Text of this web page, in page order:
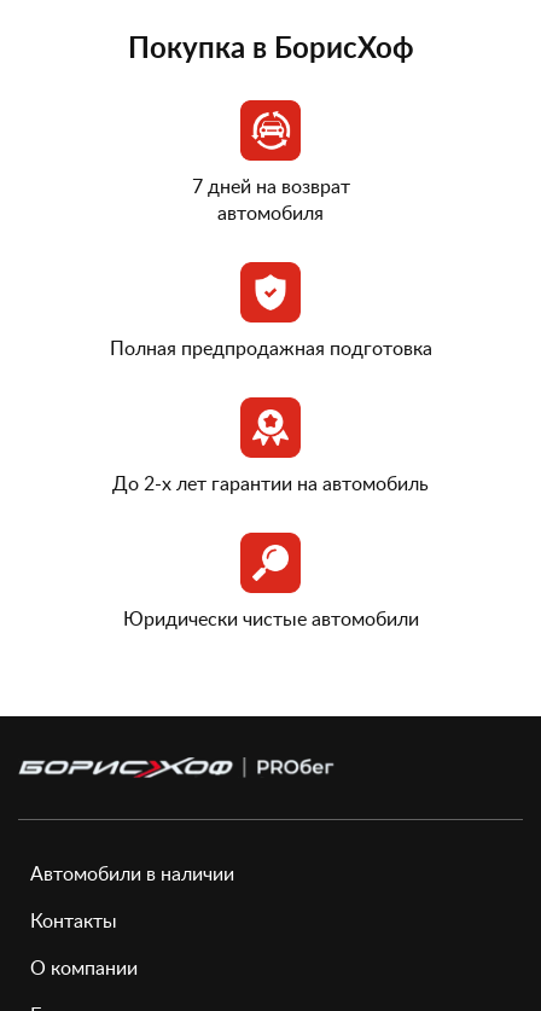
Покупка в БорисХоф
7 дней на возврат
автомобиля
Полная предпродажная подготовка
До 2-х лет гарантии на автомобиль
Юридически чистые автомобили
Автомобили в наличии
Контакты
О компании